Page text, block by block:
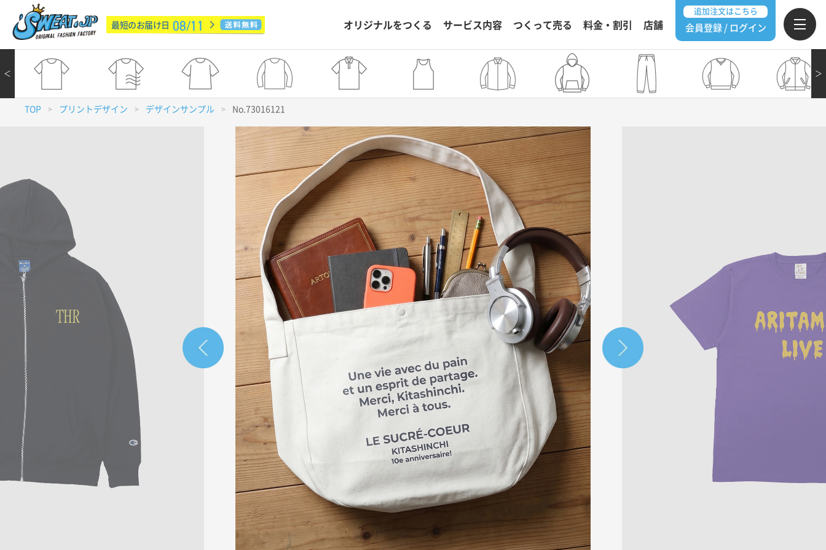
最短のお届け日 08/11 オリジナルをつくる サービス内容 つくって売る 料金・割引 店舗
追加注文はこちら
会員登録 / ログイン
＞
＜
TOP > プリントデザイン > デザインサンプル > No.73016121